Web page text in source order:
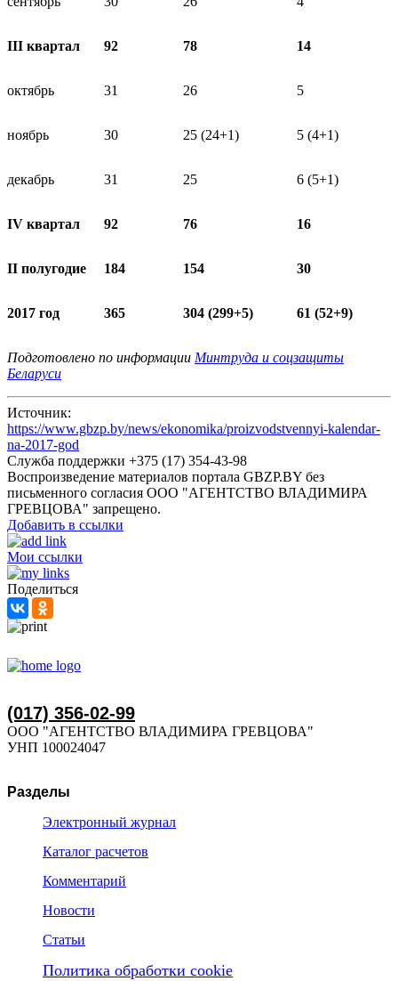
III квартал 92 78 14
октябрь 31 26 5
ноябрь 30 25 (24+1) 5 (4+1)
декабрь 31 25 6 (5+1)
IV квартал 92 76 16
II полугодие 184 154 30
2017 год 365 304 (299+5) 61 (52+9)
Подготовлено по информации Минтруда и соцзащиты
Беларуси
Источник:
https://www.gbzp.by/news/ekonomika/proizvodstvennyi-kalendar-
na-2017-god
Служба поддержки +375 (17) 354-43-98
Воспроизведение материалов портала GBZP.BY без
письменного согласия OOO "АГЕНТСТВО ВЛАДИМИРА
ГРЕВЦОВА" запрещено.
Добавить в ссылки
Мои ссылки
Поделиться
(017) 356-02-99
ООО "АГЕНТСТВО ВЛАДИМИРА ГРЕВЦОВА"
УНП 100024047
Разделы
Электронный журнал
Каталог расчетов
Комментарий
Новости
Статьи
Политика обработки cookie